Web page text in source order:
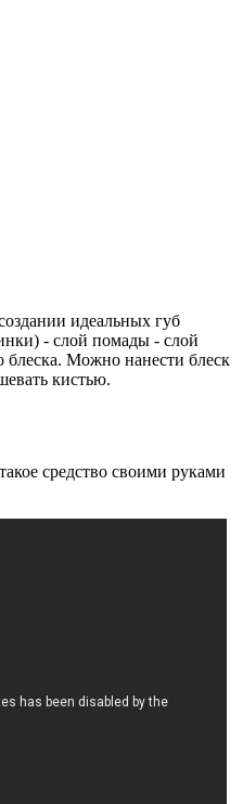
идеальных губ
- слой помады - слой
Можно нанести блеск
кистью.
средство своими руками